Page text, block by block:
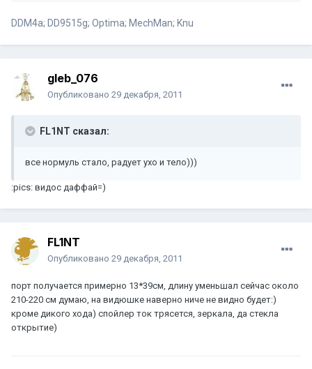
DDM4a; DD9515g; Optima; MechMan; Knu
gleb_076
Опубликовано 29 декабря, 2011
FL1NT сказал:
все нормуль стало, радует ухо и тело)))
:pics: видос даффай=)
FL1NT
Опубликовано 29 декабря, 2011
порт получается примерно 13*39см, длину уменьшал сейчас около
210-220 см думаю, на видюшке наверно ниче не видно будет:)
кроме дикого хода) спойлер ток трясется, зеркала, да стекла
открытие)